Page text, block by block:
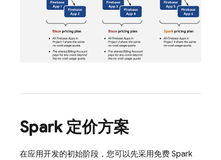
Spark 定价方案
在应用开发的初始阶段，您可以先采用免费 Spark